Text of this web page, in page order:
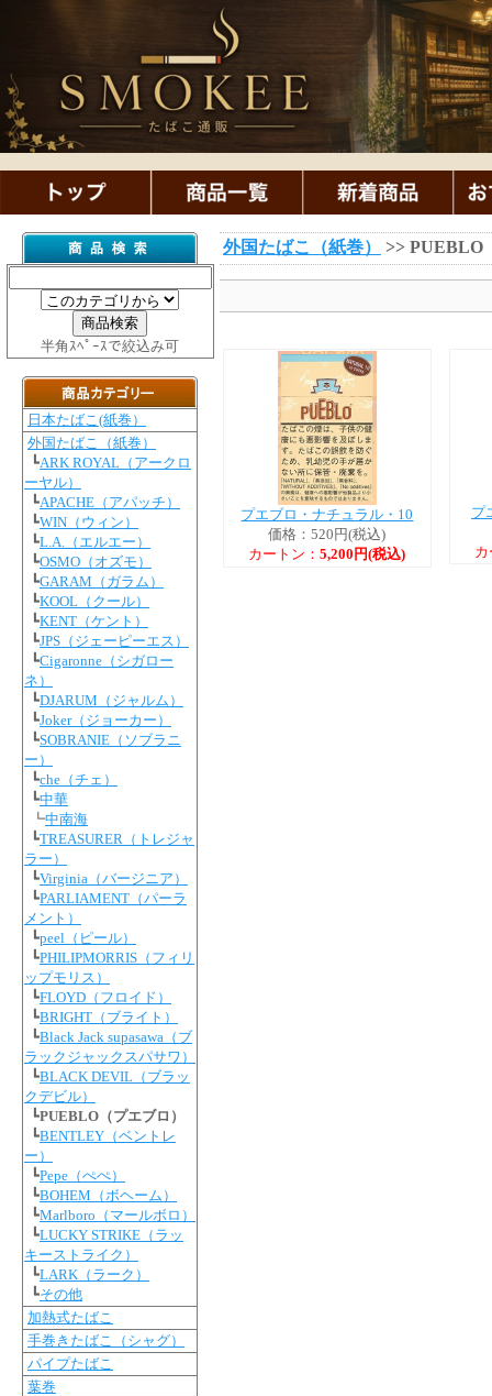
半角ｽﾍﾟｰｽで絞込み可
日本たばこ(紙巻）
外国たばこ（紙巻）
┗ARK ROYAL（アークロ
ーヤル）
┗APACHE（アパッチ）
┗WIN（ウィン）
┗L.A.（エルエー）
┗OSMO（オズモ）
┗GARAM（ガラム）
┗KOOL（クール）
┗KENT（ケント）
┗JPS（ジェーピーエス）
┗Cigaronne（シガロー
ネ）
┗DJARUM（ジャルム）
┗Joker（ジョーカー）
┗SOBRANIE（ソブラニ
ー）
┗che（チェ）
┗中華
┗中南海
┗TREASURER（トレジャ
ラー）
┗Virginia（バージニア）
┗PARLIAMENT（パーラ
メント）
┗peel（ピール）
┗PHILIPMORRIS（フィリ
ップモリス）
┗FLOYD（フロイド）
┗BRIGHT（ブライト）
┗Black Jack supasawa（ブ
ラックジャックスパサワ）
┗BLACK DEVIL（ブラッ
クデビル）
┗PUEBLO（プエブロ）
┗BENTLEY（ベントレ
ー）
┗Pepe（ぺぺ）
┗BOHEM（ボヘーム）
┗Marlboro（マールボロ）
┗LUCKY STRIKE（ラッ
キーストライク）
┗LARK（ラーク）
┗その他
加熱式たばこ
手巻きたばこ（シャグ）
パイプたばこ
葉巻
外国たばこ（紙巻） >> PUEBLO
プエブロ・ナチュラル・10
価格：520円(税込)
カートン：5,200円(税込)
プ